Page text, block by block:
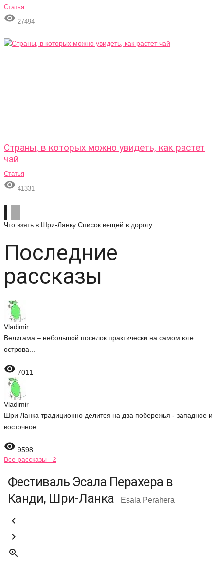
Статья
 27494
Страны, в которых можно увидеть, как растет
чай
Статья
 41331
Что взять в Шри-Ланку Список вещей в дорогу
Последние
рассказы
Vladimir
Велигама – небольшой поселок практически на самом юге
острова....
 7011
Vladimir
Шри Ланка традиционно делится на два побережья - западное и
восточное....
 9598
Все рассказы 2
Фестиваль Эсала Перахера в
Канди, Шри-Ланка
Esala Perahera


